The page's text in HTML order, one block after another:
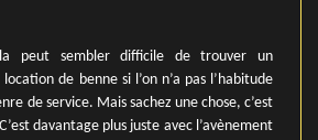
peut sembler difficile de trouver un
de benne si l’on n’a pas l’habitude
de service. Mais sachez une chose, c’est
davantage plus juste avec l’avènement